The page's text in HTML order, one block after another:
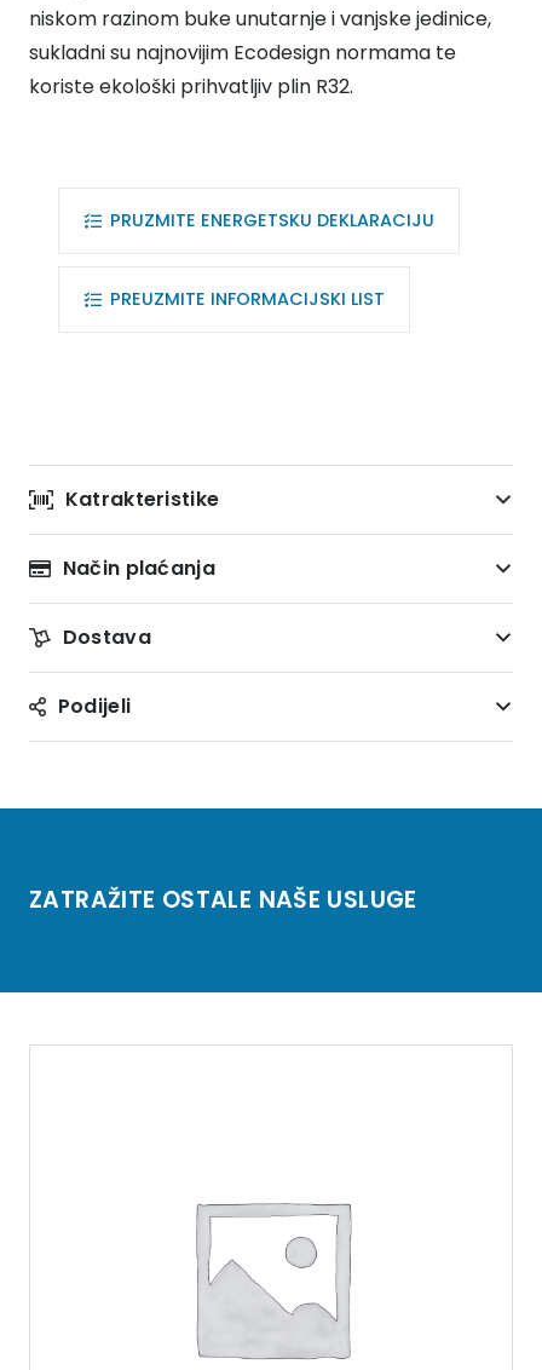
niskom razinom buke unutarnje i vanjske jedinice,
sukladni su najnovijim Ecodesign normama te
koriste ekološki prihvatljiv plin R32.
PRUZMITE ENERGETSKU DEKLARACIJU
PREUZMITE INFORMACIJSKI LIST
Katrakteristike
Način plaćanja
Dostava
Podijeli
ZATRAŽITE OSTALE NAŠE USLUGE